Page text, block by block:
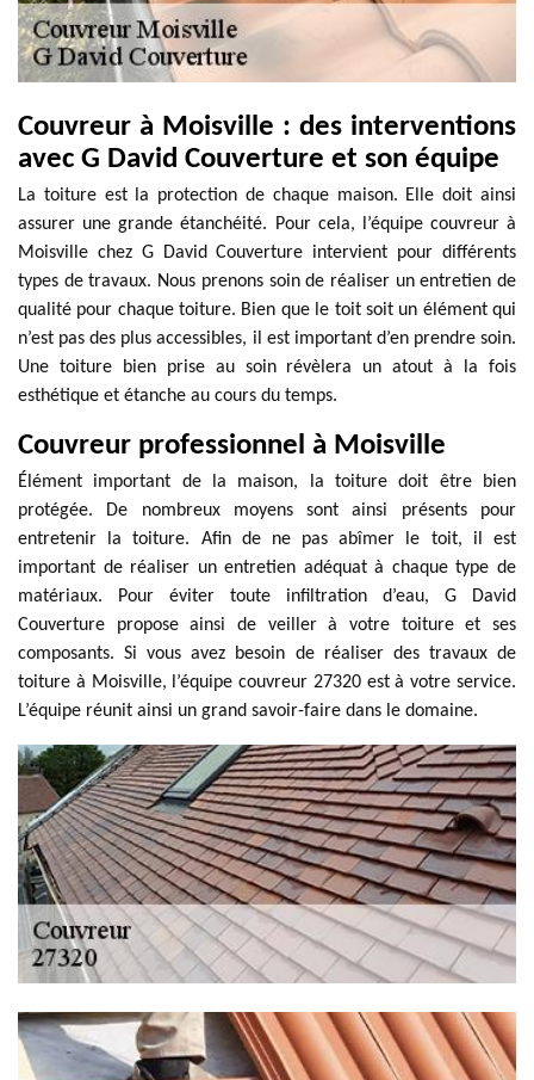
Couvreur à Moisville : des interventions
avec G David Couverture et son équipe
La toiture est la protection de chaque maison. Elle doit ainsi
assurer une grande étanchéité. Pour cela, l’équipe couvreur à
Moisville chez G David Couverture intervient pour différents
types de travaux. Nous prenons soin de réaliser un entretien de
qualité pour chaque toiture. Bien que le toit soit un élément qui
n’est pas des plus accessibles, il est important d’en prendre soin.
Une toiture bien prise au soin révèlera un atout à la fois
esthétique et étanche au cours du temps.
Couvreur professionnel à Moisville
Élément important de la maison, la toiture doit être bien
protégée. De nombreux moyens sont ainsi présents pour
entretenir la toiture. Afin de ne pas abîmer le toit, il est
important de réaliser un entretien adéquat à chaque type de
matériaux. Pour éviter toute infiltration d’eau, G David
Couverture propose ainsi de veiller à votre toiture et ses
composants. Si vous avez besoin de réaliser des travaux de
toiture à Moisville, l’équipe couvreur 27320 est à votre service.
L’équipe réunit ainsi un grand savoir-faire dans le domaine.